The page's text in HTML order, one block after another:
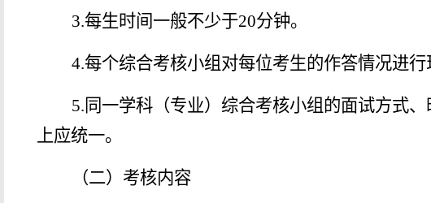
3.每生时间一般不少于20分钟。
4.每个综合考核小组对每位考生的作答情况进行
5.同一学科（专业）综合考核小组的面试方式
上应统一。
（二）考核内容